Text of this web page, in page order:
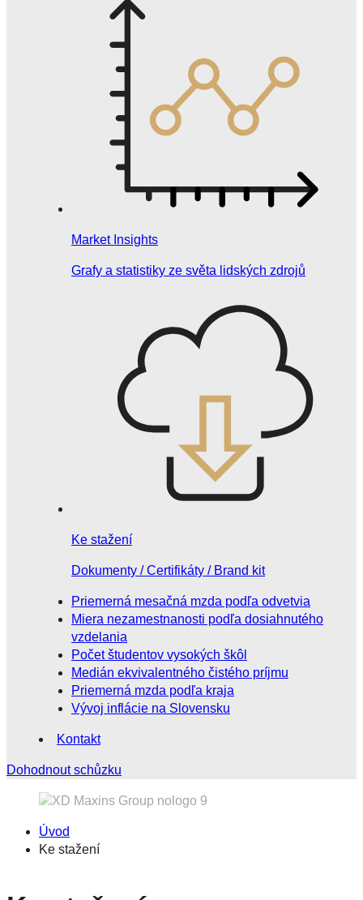
Market Insights
Grafy a statistiky ze světa lidských zdrojů
Ke stažení
Dokumenty / Certifikáty / Brand kit
Priemerná mesačná mzda podľa odvetvia
Miera nezamestnanosti podľa dosiahnutého
vzdelania
Počet študentov vysokých škôl
Medián ekvivalentného čistého príjmu
Priemerná mzda podľa kraja
Vývoj inflácie na Slovensku
Kontakt
Dohodnout schůzku
Úvod
Ke stažení